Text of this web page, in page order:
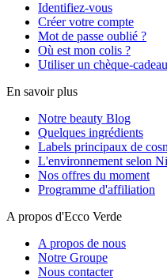
Identifiez-vous
Créer votre compte
Mot de passe oublié ?
Où est mon colis ?
Utiliser un chèque-cadeau
En savoir plus
Notre beauty Blog
Quelques ingrédients
Labels principaux de
L'environnement selon
Nos offres du moment
Programme d'affiliation
A propos d'Ecco Verde
A propos de nous
Notre Groupe
Nous contacter